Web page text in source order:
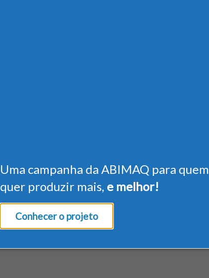
Uma campanha da ABIMAQ para quem
quer produzir mais, e melhor!
Conhecer o projeto